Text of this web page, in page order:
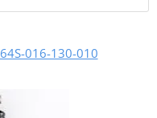
016-130-010